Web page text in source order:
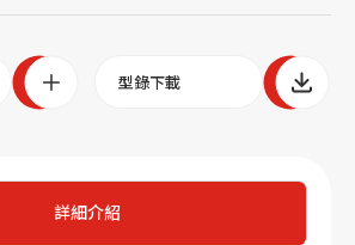
型錄下載
詳細介紹